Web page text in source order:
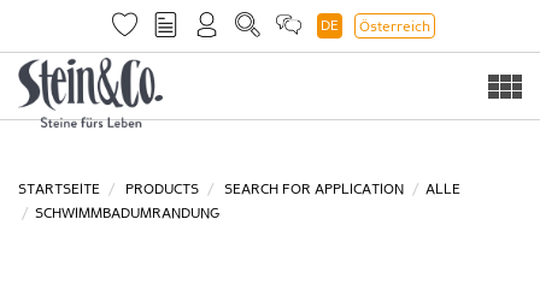
DE Österreich
STARTSEITE PRODUCTS SEARCH FOR APPLICATION
ALLE
SCHWIMMBADUMRANDUNG